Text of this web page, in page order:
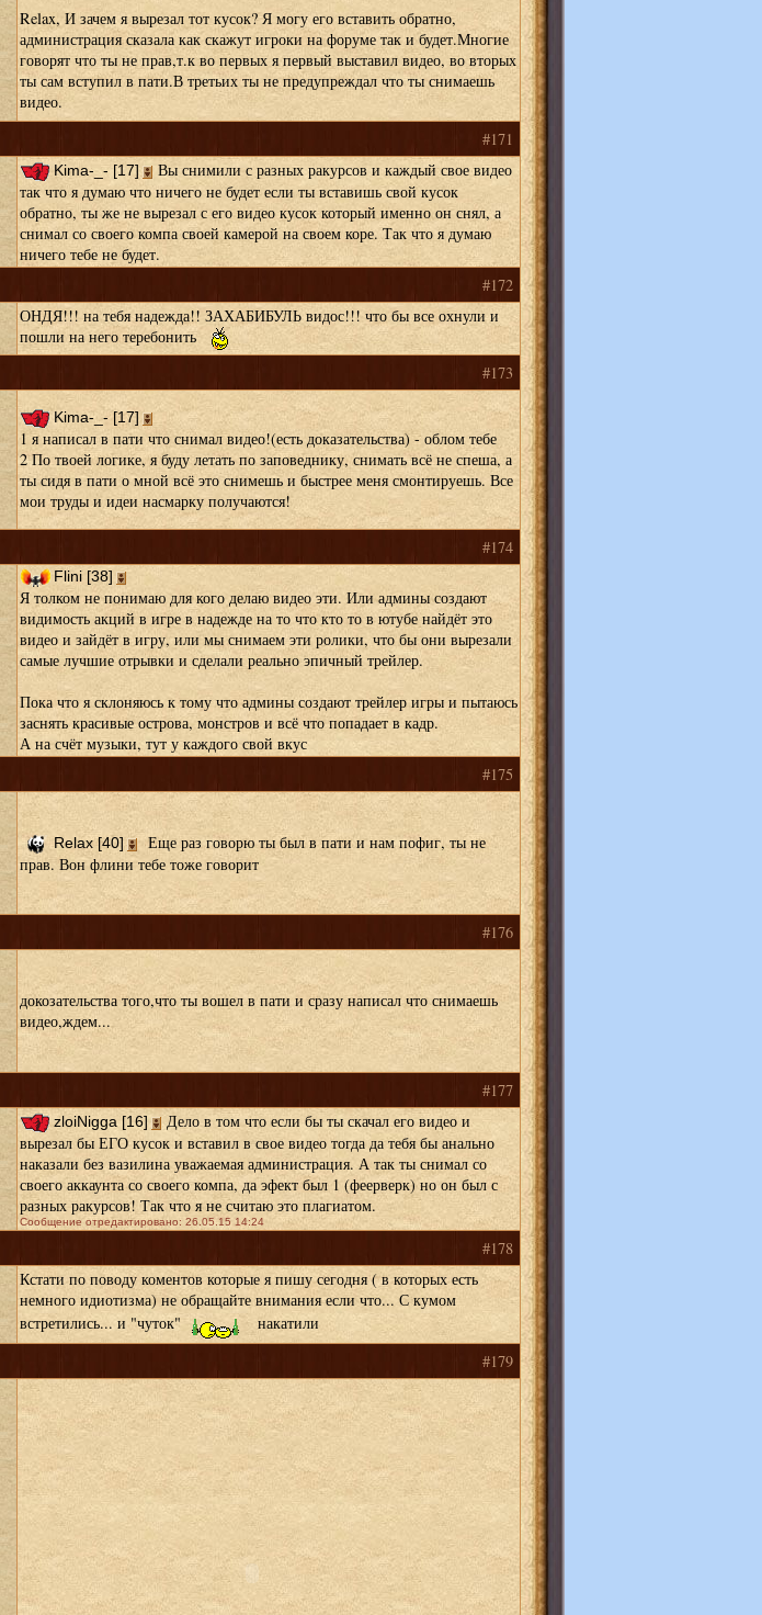
Relax, И зачем я вырезал тот кусок? Я могу его вставить обратно,
администрация сказала как скажут игроки на форуме так и будет.Многие
говорят что ты не прав,т.к во первых я первый выставил видео, во вторых
ты сам вступил в пати.В третьих ты не предупреждал что ты снимаешь
видео.
#171
Kima-_- [17]
Вы снимили с разных ракурсов и каждый свое видео
так что я думаю что ничего не будет если ты вставишь свой кусок
обратно, ты же не вырезал с его видео кусок который именно он снял, а
снимал со своего компа своей камерой на своем коре. Так что я думаю
ничего тебе не будет.
#172
ОНДЯ!!! на тебя надежда!! ЗАХАБИБУЛЬ видос!!! что бы все охнули и
пошли на него теребонить
#173
Kima-_- [17]
1 я написал в пати что снимал видео!(есть доказательства) - облом тебе
2 По твоей логике, я буду летать по заповеднику, снимать всё не спеша, а
ты сидя в пати о мной всё это снимешь и быстрее меня смонтируешь. Все
мои труды и идеи насмарку получаются!
#174
Flini [38]
Я толком не понимаю для кого делаю видео эти. Или админы создают
видимость акций в игре в надежде на то что кто то в ютубе найдёт это
видео и зайдёт в игру, или мы снимаем эти ролики, что бы они вырезали
самые лучшие отрывки и сделали реально эпичный трейлер.
Пока что я склоняюсь к тому что админы создают трейлер игры и пытаюсь
заснять красивые острова, монстров и всё что попадает в кадр.
А на счёт музыки, тут у каждого свой вкус
#175
Relax [40]
Еще раз говорю ты был в пати и нам пофиг, ты не
прав. Вон флини тебе тоже говорит
#176
докозательства того,что ты вошел в пати и сразу написал что снимаешь
видео,ждем...
#177
zloiNigga [16]
Дело в том что если бы ты скачал его видео и
вырезал бы ЕГО кусок и вставил в свое видео тогда да тебя бы анально
наказали без вазилина уважаемая администрация. А так ты снимал со
своего аккаунта со своего компа, да эфект был 1 (феерверк) но он был с
разных ракурсов! Так что я не считаю это плагиатом.
Сообщение отредактировано: 26.05.15 14:24
#178
Кстати по поводу коментов которые я пишу сегодня ( в которых есть
немного идиотизма) не обращайте внимания если что... С кумом
встретились... и "чуток"
накатили
#179